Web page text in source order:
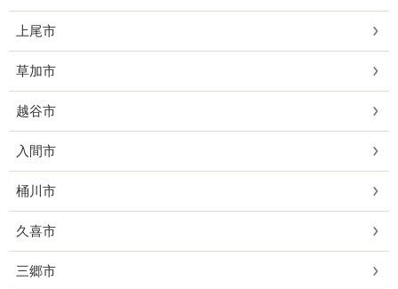
上尾市
草加市
越谷市
入間市
桶川市
久喜市
三郷市